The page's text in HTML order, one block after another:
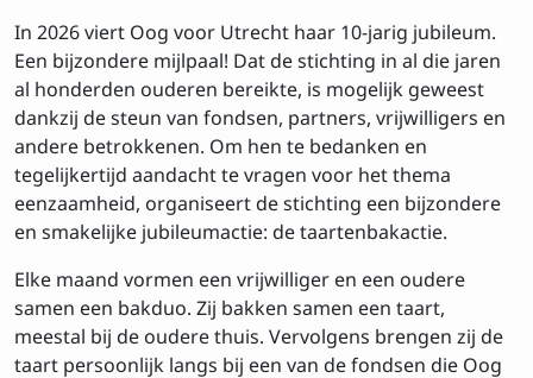
In 2026 viert Oog voor Utrecht haar 10-jarig jubileum.
Een bijzondere mijlpaal! Dat de stichting in al die jaren
al honderden ouderen bereikte, is mogelijk geweest
dankzij de steun van fondsen, partners, vrijwilligers en
andere betrokkenen. Om hen te bedanken en
tegelijkertijd aandacht te vragen voor het thema
eenzaamheid, organiseert de stichting een bijzondere
en smakelijke jubileumactie: de taartenbakactie.
Elke maand vormen een vrijwilliger en een oudere
samen een bakduo. Zij bakken samen een taart,
meestal bij de oudere thuis. Vervolgens brengen zij de
taart persoonlijk langs bij een van de fondsen die Oog